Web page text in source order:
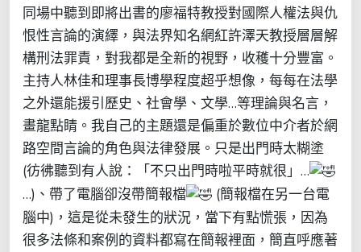
同場中聽到即將出書的廖福特教授對國際人權法與仇
恨性言論的演繹，與法界知名網紅許澤天教授層層解
構刑法罪責，對我都是全新的視野，收穫十分豐富。
主持人林佳和理事長博學程度超乎想像，每每在法學
之外還能援引歷史、社會學、文學…等理論與名言，
畫龍點睛。我自己的主題還是偏重於數位中介者於網
路空間言論的角色與法律發展。只是出門時太糊塗
(彷彿聽到有人說：「不只出門時啦平時就很」…
…)、帶了電腦卻沒帶簡報檔
(簡報檔在另一台電
腦中) ，這是從未發生的狀況，當下有點慌張，因為
很多法條和案例的資料都寫在簡報裡面，簡直呼應著